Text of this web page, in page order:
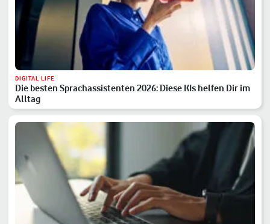
DIGITAL LIFE
Die besten Sprachassistenten 2026: Diese KIs helfen Dir im
Alltag